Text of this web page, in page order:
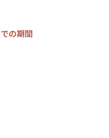
の期間